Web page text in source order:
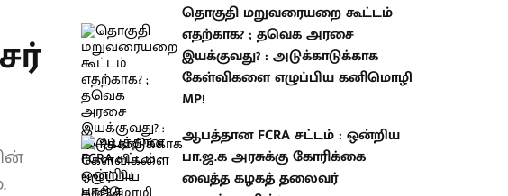
தொகுதி மறுவரையறை கூட்டம்
எதற்காக? ; தவெக அரசை
இயக்குவது? : அடுக்காடுக்காக
கேள்விகளை எழுப்பிய கனிமொழி
MP!
ஆபத்தான FCRA சட்டம் : ஒன்றிய
பா.ஜ.க அரசுக்கு கோரிக்கை
வைத்த கழகத் தலைவர்